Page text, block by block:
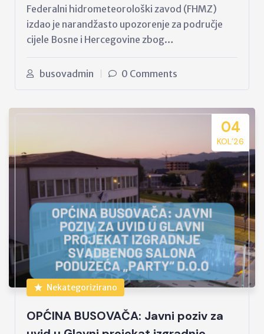
Federalni hidrometeorološki zavod (FHMZ)
izdao je narandžasto upozorenje za područje
cijele Bosne i Hercegovine zbog…
busovadmin 0 Comments
04
KOL’26
Nekategorizirano
OPĆINA BUSOVAČA: Javni poziv za